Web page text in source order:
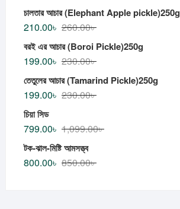
চালতার আচার (Elephant Apple pickle)250g
260.00৳
210.00৳
বরই এর আচার (Boroi Pickle)250g
230.00৳
199.00৳
তেতুলের আচার (Tamarind Pickle)250g
230.00৳
199.00৳
চিয়া সিড
1,099.00৳
799.00৳
টক-ঝাল-মিষ্টি আমসত্ত্ব
850.00৳
800.00৳